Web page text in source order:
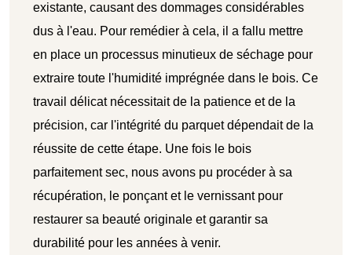
existante, causant des dommages considérables
dus à l'eau. Pour remédier à cela, il a fallu mettre
en place un processus minutieux de séchage pour
extraire toute l'humidité imprégnée dans le bois. Ce
travail délicat nécessitait de la patience et de la
précision, car l'intégrité du parquet dépendait de la
réussite de cette étape. Une fois le bois
parfaitement sec, nous avons pu procéder à sa
récupération, le ponçant et le vernissant pour
restaurer sa beauté originale et garantir sa
durabilité pour les années à venir.